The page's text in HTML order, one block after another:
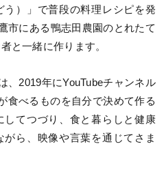
）」で普段の料理レシピを発
市にある鴨志田農園のとれたて
と一緒に作ります。
、2019年にYouTubeチャンネル
食べるものを自分で決めて作る
してつづり、食と暮らしと健康
ら、映像や言葉を通じてさま